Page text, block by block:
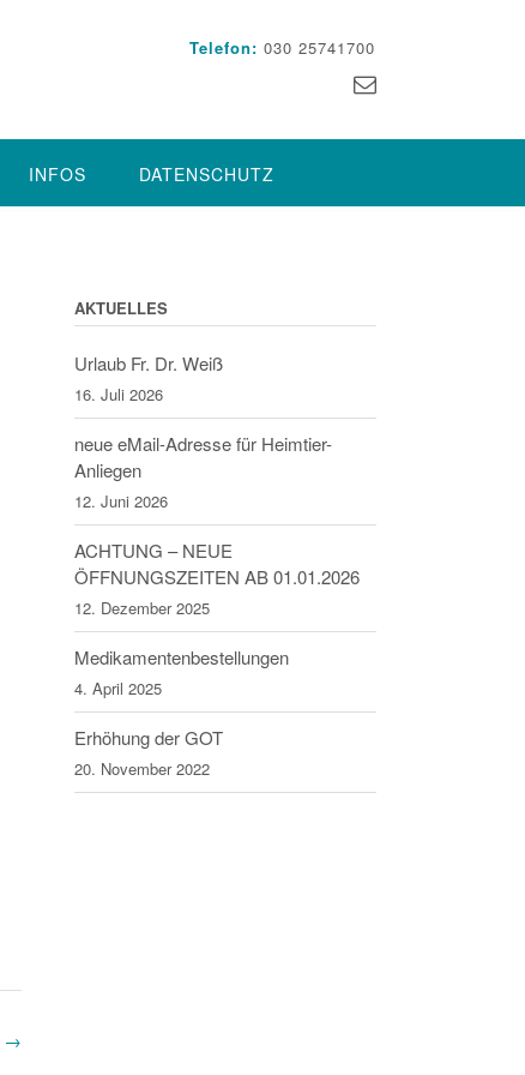
Telefon: 030 25741700
INFOS DATENSCHUTZ
→
AKTUELLES
Urlaub Fr. Dr. Weiß
16. Juli 2026
neue eMail-Adresse für Heimtier-
Anliegen
12. Juni 2026
ACHTUNG – NEUE
ÖFFNUNGSZEITEN AB 01.01.2026
12. Dezember 2025
Medikamentenbestellungen
4. April 2025
Erhöhung der GOT
20. November 2022